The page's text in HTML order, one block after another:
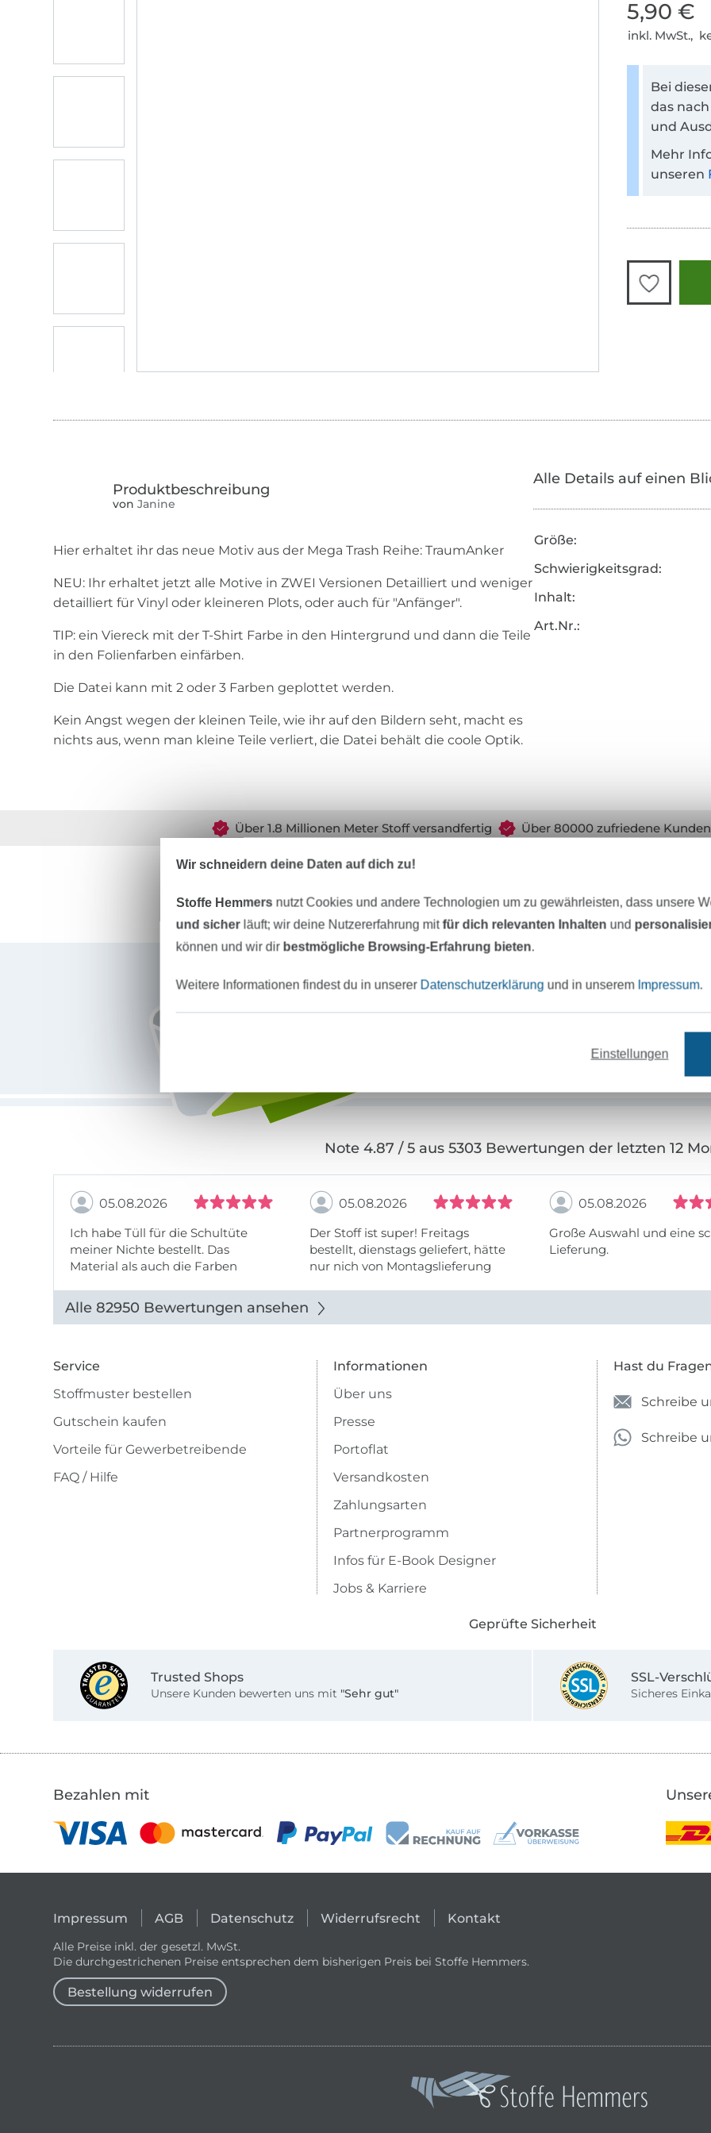
5,90 €
inkl. MwSt.,
Bei
das
und
Mehr
unseren
von Janine
Hier erhaltet ihr das neue Motiv aus der Mega Trash Reihe: TraumAnker
NEU: Ihr erhaltet jetzt alle Motive in ZWEI Versionen Detailliert und weniger
detailliert für Vinyl oder kleineren Plots, oder auch für "Anfänger".
TIP: ein Viereck mit der T-Shirt Farbe in den Hintergrund und dann die Teile
in den Folienfarben einfärben.
Die Datei kann mit 2 oder 3 Farben geplottet werden.
Kein Angst wegen der kleinen Teile, wie ihr auf den Bildern seht, macht es
nichts aus, wenn man kleine Teile verliert, die Datei behält die coole Optik.
Alle Details auf einen
Größe:
Schwierigkeitsgrad:
Inhalt:
Art.Nr.:
Über 1.8 Millionen Meter Stoff versandfertig Über 80000 zufriedene Kunden
MÖCHTEST DU IMMER AUF DEM
Sei immer auf dem neuesten Stand & erhalte einen
Für den Stoffe Hemmers Newsletter anmelden
Note 4.87 / 5 aus 5303 Bewertungen der letzten 12
05.08.2026
Ich habe Tüll für die Schultüte
meiner Nichte bestellt. Das
Material als auch die Farben
Abbildung u sieht toll aus. Die
Lieferung erfolgte zügig u auch
05.08.2026
Der Stoff ist super! Freitags
bestellt, dienstags geliefert, hätte
nur nich von Montagslieferung
05.08.2026
Große Auswahl und eine
Lieferung.
Alle 82950 Bewertungen ansehen
Service
Stoffmuster bestellen
Gutschein kaufen
Vorteile für Gewerbetreibende
FAQ / Hilfe
Informationen
Über uns
Presse
Portoflat
Versandkosten
Zahlungsarten
Partnerprogramm
Infos für E-Book Designer
Jobs & Karriere
Hast du
Schreibe
Schreibe
Geprüfte Sicherheit
Trusted Shops
Unsere Kunden bewerten uns mit "Sehr gut"
SSL-
Sicheres
Bezahlen mit
Impressum AGB Datenschutz Widerrufsrecht Kontakt
Alle Preise inkl. der gesetzl. MwSt.
Die durchgestrichenen Preise entsprechen dem bisherigen Preis bei Stoffe Hemmers.
Bestellung widerrufen
Wir schneidern deine Daten auf dich zu!
Stoffe Hemmers nutzt Cookies und andere Technologien um zu gewährleisten, dass unsere
und sicherläuft; wir deine Nutzererfahrung mitfür dich relevanten Inhalten und
können und wir dir bestmögliche Browsing-Erfahrung bieten.
Weitere Informationen findest du in unserer Datenschutzerklärung und in unserem Impressum.
Einstellungen